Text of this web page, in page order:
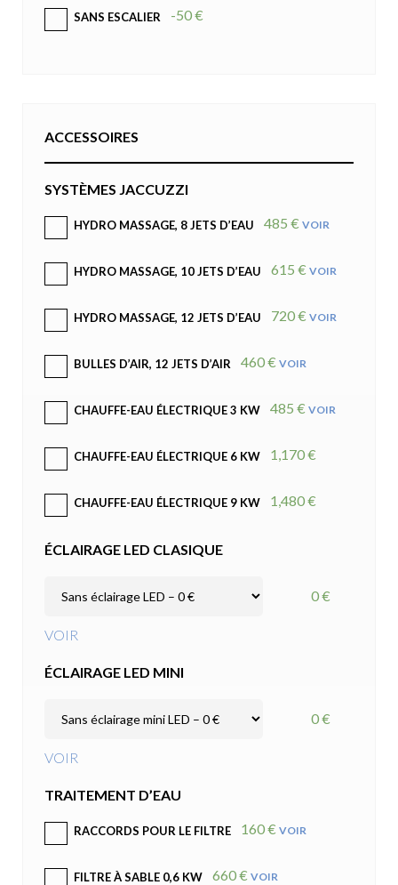
SANS ESCALIER -50 €
ACCESSOIRES
SYSTÈMES JACCUZZI
HYDRO MASSAGE, 8 JETS D’EAU 485 € VOIR
HYDRO MASSAGE, 10 JETS D’EAU 615 € VOIR
HYDRO MASSAGE, 12 JETS D’EAU 720 € VOIR
BULLES D’AIR, 12 JETS D’AIR 460 € VOIR
CHAUFFE-EAU ÉLECTRIQUE 3 KW 485 € VOIR
CHAUFFE-EAU ÉLECTRIQUE 6 KW 1,170 €
CHAUFFE-EAU ÉLECTRIQUE 9 KW 1,480 €
ÉCLAIRAGE LED CLASIQUE
0 €
VOIR
ÉCLAIRAGE LED MINI
0 €
VOIR
TRAITEMENT D’EAU
RACCORDS POUR LE FILTRE 160 € VOIR
FILTRE À SABLE 0,6 KW 660 € VOIR